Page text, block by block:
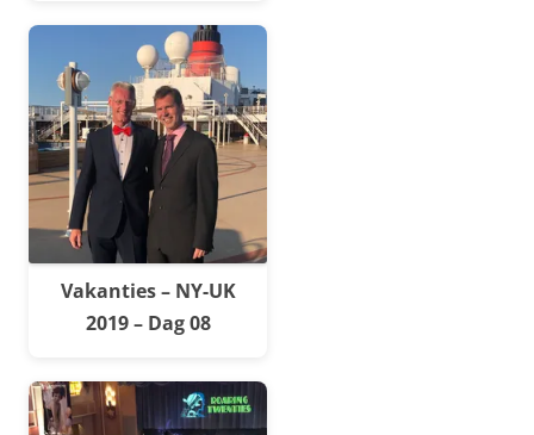
Vakanties – NY-UK
2019 – Dag 08